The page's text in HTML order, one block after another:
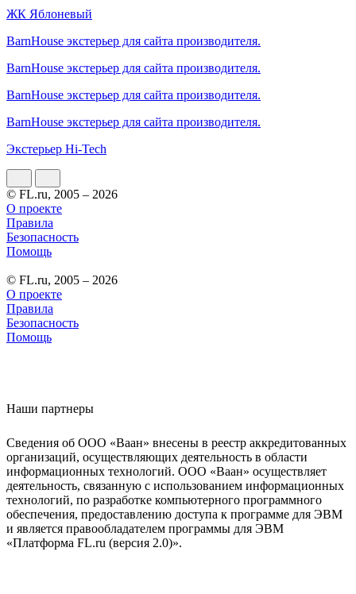
ЖК Яблоневый
BarnHouse экстерьер для сайта производителя.
BarnHouse экстерьер для сайта производителя.
BarnHouse экстерьер для сайта производителя.
BarnHouse экстерьер для сайта производителя.
Экстерьер Hi-Tech
© FL.ru, 2005 – 2026
О проекте
Правила
Безопасность
Помощь
© FL.ru, 2005 – 2026
О проекте
Правила
Безопасность
Помощь
Наши партнеры
Сведения об ООО «Ваан» внесены в реестр аккредитованных
организаций, осуществляющих деятельность в области
информационных технологий. ООО «Ваан» осуществляет
деятельность, связанную с использованием информационных
технологий, по разработке компьютерного программного
обеспечения, предоставлению доступа к программе для ЭВМ
и является правообладателем программы для ЭВМ
«Платформа FL.ru (версия 2.0)».